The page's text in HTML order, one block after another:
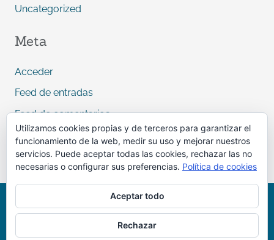
Uncategorized
Meta
Acceder
Feed de entradas
Feed de comentarios
WordPress.org
Política de cookies|Aviso legal y Privacidad
Copyright © 2026| Desarrollado porFRESHFISH
Utilizamos cookies propias y de terceros para garantizar el
funcionamiento de la web, medir su uso y mejorar nuestros
servicios. Puede aceptar todas las cookies, rechazar las no
necesarias o configurar sus preferencias. Política de cookies
Aceptar todo
Rechazar